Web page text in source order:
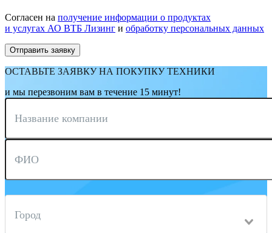
Согласен на получение информации о продуктах
и услугах АО ВТБ Лизинг и обработку персональных данных
ОСТАВЬТЕ ЗАЯВКУ НА ПОКУПКУ ТЕХНИКИ
и мы перезвоним вам в течение 15 минут!
Название компании
ФИО
Город